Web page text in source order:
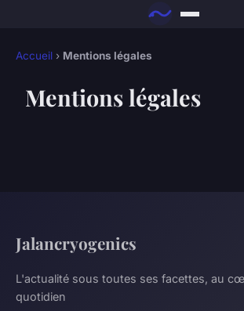
Accueil › Mentions légales
Mentions légales
Jalancryogenics
L'actualité sous toutes ses facettes, au
quotidien